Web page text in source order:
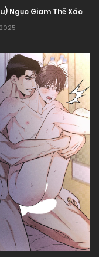
Ngục Giam Thể Xác